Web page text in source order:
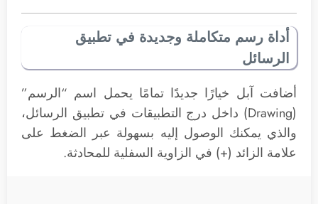
أداة رسم متكاملة وجديدة في تطبيق
الرسائل
أضافت آبل خيارًا جديدًا تمامًا يحمل اسم “الرسم”
(Drawing) داخل درج التطبيقات في تطبيق الرسائل،
والذي يمكنك الوصول إليه بسهولة عبر الضغط على
علامة الزائد (+) في الزاوية السفلية للمحادثة.